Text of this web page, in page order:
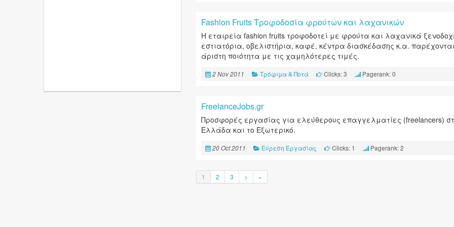
Fashion Fruits Τροφοδοσία φρούτων και λαχανικών
Η εταιρεία fashion fruits τροφοδοτεί με φρούτα και λαχανικά
εστιατόρια, οβελιστήρια, καφέ, κέντρα διασκέδασης κ.α.
άριστη ποιότητα με τις χαμηλότερες τιμές.
2 Nov 2011 Τρόφιμα & Ποτά Clicks: 3 Pagerank: 0
FreelanceJobs.gr
Προσφορές εργασίας για ελεύθερους επαγγελματίες (freelancers)
Ελλάδα και το Εξωτερικό.
20 Oct 2011 Εύρεση Εργασίας Clicks: 1 Pagerank: 2
1 2 3 > »